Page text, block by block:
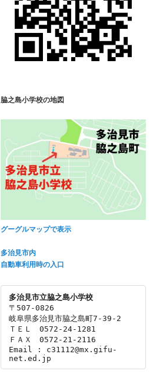
脇之島小学校の地図
グーグルマップで表示
多治見市内
自動車利用時の入口
多治見市立脇之島小学校
〒507-0826
岐阜県多治見市脇之島町7-39-2
ＴＥＬ　0572-24-1281
ＦＡＸ　0572-21-2116
Email : c31112@mx.gifu-
net.ed.jp